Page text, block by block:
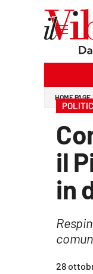
HOME PAGE
il
in
28